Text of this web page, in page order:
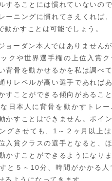
することには慣れていないの
ーニングに慣れてさえくれば
動かすことは可能でしょう。
ョーダン本人ではありません
クや世界選手権の上位入賞
背骨を動かせるかを私は調べ
りレベルが高い選手であれば
すことができる傾向があるこ
日本人に背骨を動かすトレ
かすことはできません。ポイ
グさせても、1～２ヶ月以上
入賞クラスの選手となると、
かすことができるようになり
と５～10分、時間がかかる